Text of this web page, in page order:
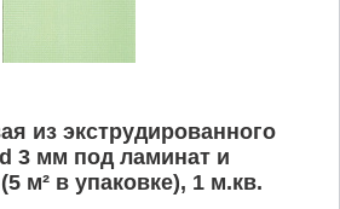
из экструдированного
3 мм под ламинат и
м² в упаковке), 1 м.кв.